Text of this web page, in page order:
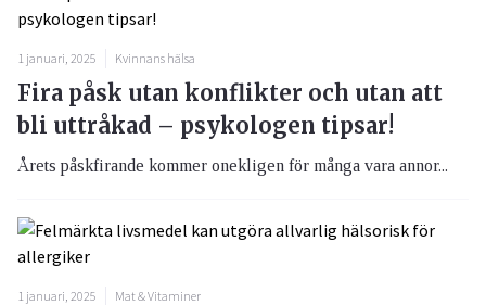
1 januari, 2025 Kvinnans hälsa
Fira påsk utan konflikter och utan att
bli uttråkad – psykologen tipsar!
Årets påskfirande kommer onekligen för många vara annor...
1 januari, 2025 Mat & Vitaminer